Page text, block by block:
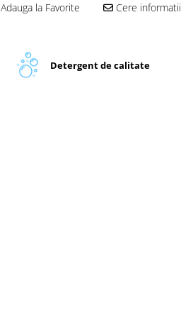
Adauga la Favorite Cere informatii
Detergent de calitate